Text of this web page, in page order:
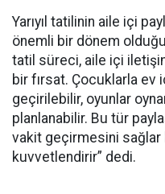
Yarıyıl tatilinin aile içi
önemli bir dönem
tatil süreci, aile içi
bir fırsat. Çocuklarla ev
geçirilebilir, oyunlar
planlanabilir. Bu tür
vakit geçirmesini sağlar
kuvvetlendirir” dedi.